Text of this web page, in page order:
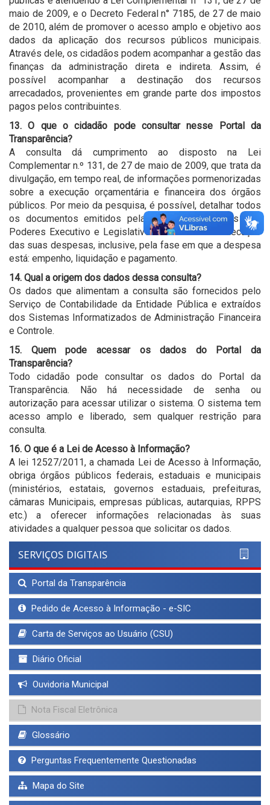
maio de 2009, e o Decreto Federal n° 7185, de 27 de maio
de 2010, além de promover o acesso amplo e objetivo aos
dados da aplicação dos recursos públicos municipais.
Através dele, os cidadãos podem acompanhar a gestão das
finanças da administração direta e indireta. Assim, é
possível acompanhar a destinação dos recursos
arrecadados, provenientes em grande parte dos impostos
pagos pelos contribuintes.
13. O que o cidadão pode consultar nesse Portal da
Transparência?
A consulta dá cumprimento ao disposto na Lei
Complementar n.º 131, de 27 de maio de 2009, que trata da
divulgação, em tempo real, de informações pormenorizadas
sobre a execução orçamentária e financeira dos órgãos
públicos. Por meio da pesquisa, é possível, detalhar todos
os documentos emitidos pelas unidades gestoras dos
Poderes Executivo e Legislativo no decorrer da execução
das suas despesas, inclusive, pela fase em que a despesa
está: empenho, liquidação e pagamento.
14. Qual a origem dos dados dessa consulta?
Os dados que alimentam a consulta são fornecidos pelo
Serviço de Contabilidade da Entidade Pública e extraídos
dos Sistemas Informatizados de Administração Financeira
e Controle.
15. Quem pode acessar os dados do Portal da
Transparência?
Todo cidadão pode consultar os dados do Portal da
Transparência. Não há necessidade de senha ou
autorização para acessar utilizar o sistema. O sistema tem
acesso amplo e liberado, sem qualquer restrição para
consulta.
16. O que é a Lei de Acesso à Informação?
A lei 12527/2011, a chamada Lei de Acesso à Informação,
obriga órgãos públicos federais, estaduais e municipais
(ministérios, estatais, governos estaduais, prefeituras,
câmaras Municipais, empresas públicas, autarquias, RPPS
etc.) a oferecer informações relacionadas às suas
atividades a qualquer pessoa que solicitar os dados.
SERVIÇOS DIGITAIS
Portal da Transparência
Pedido de Acesso à Informação - e-SIC
Carta de Serviços ao Usuário (CSU)
Diário Oficial
Ouvidoria Municipal
Nota Fiscal Eletrônica
Glossário
Perguntas Frequentemente Questionadas
Mapa do Site